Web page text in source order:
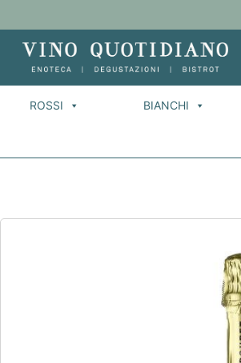
ROSSI BIANCHI